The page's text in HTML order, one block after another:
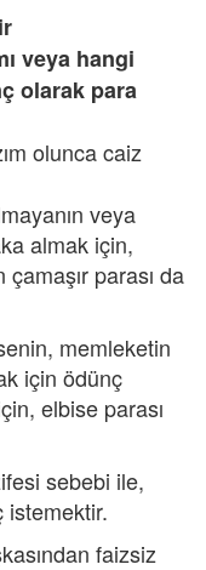
veya hangi
olarak para
olunca caiz
veya
almak için,
parası da
memleketin
için ödünç
elbise parası
sebebi ile,
istemektir.
faizsiz